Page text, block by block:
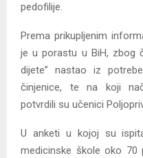
pedofilije.
Prema prikupljenim
je u porastu u BiH, zbog
dijete” nastao iz
činjenice, te na koji
potvrdili su učenici
U anketi u kojoj su
medicinske škole oko